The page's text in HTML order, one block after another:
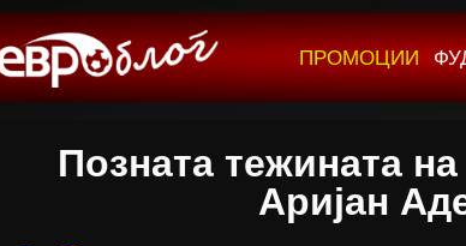
ПРОМОЦИИ
Позната тежината
Аријан